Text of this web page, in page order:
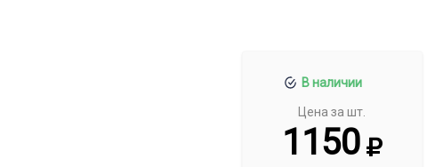
В наличии
Цена за шт.
1150